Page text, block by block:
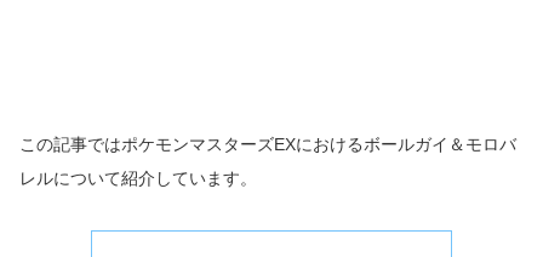
この記事ではポケモンマスターズEXにおけるボールガイ＆モロバ
レルについて紹介しています。